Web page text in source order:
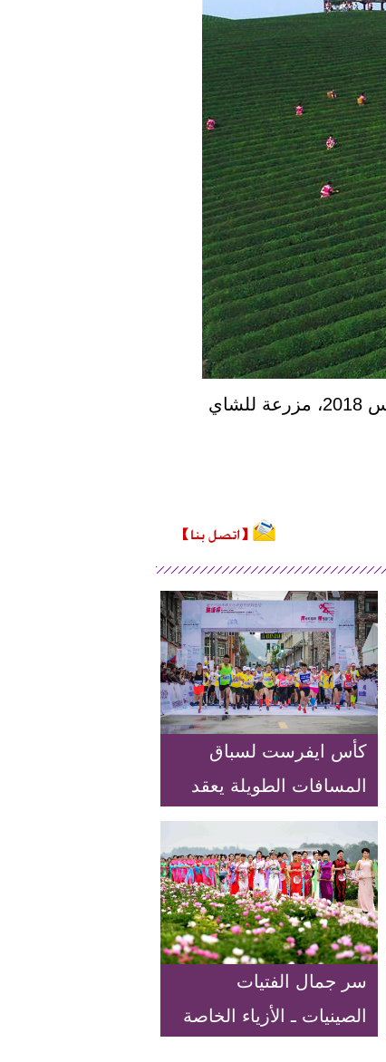
مزرعة للشاي
كأس ايفرست لسباق
المسافات الطويلة يعقد
في التبت
سر جمال الفتيات
الصينيات ـ الأزياء الخاصة